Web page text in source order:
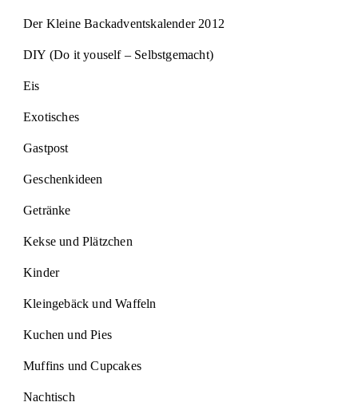
Der Kleine Backadventskalender 2012
DIY (Do it youself – Selbstgemacht)
Eis
Exotisches
Gastpost
Geschenkideen
Getränke
Kekse und Plätzchen
Kinder
Kleingebäck und Waffeln
Kuchen und Pies
Muffins und Cupcakes
Nachtisch